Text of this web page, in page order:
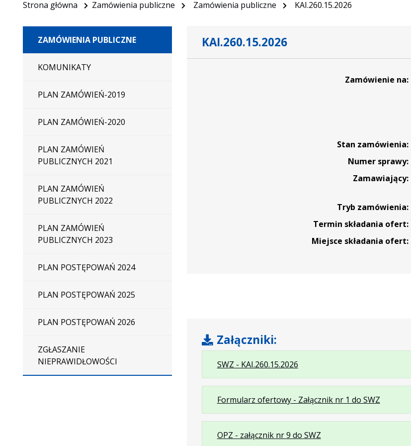
Strona główna Zamówienia publiczne Zamówienia publiczne KAI.260.15.2026
ZAMÓWIENIA PUBLICZNE
KOMUNIKATY
PLAN ZAMÓWIEŃ-2019
PLAN ZAMÓWIEŃ-2020
PLAN ZAMÓWIEŃ
PUBLICZNYCH 2021
PLAN ZAMÓWIEŃ
PUBLICZNYCH 2022
PLAN ZAMÓWIEŃ
PUBLICZNYCH 2023
PLAN POSTĘPOWAŃ 2024
PLAN POSTĘPOWAŃ 2025
PLAN POSTĘPOWAŃ 2026
ZGŁASZANIE
NIEPRAWIDŁOWOŚCI
KAI.260.15.2026
podziałem
Zamówienie na:
Stan zamówienia:
Numer sprawy:
Zamawiający:
Tryb zamówienia:
Termin składania ofert:
Miejsce składania ofert:
Załączniki:
SWZ - KAI.260.15.2026.
Plik
w
formacie:
docx
.
Rozmiar
pliku:
57
kB
Formularz ofertowy - Załącznik nr 1 do SWZ.
Plik
w
.
Rozmiar
pliku:
OPZ - załącznik nr 9 do SWZ..